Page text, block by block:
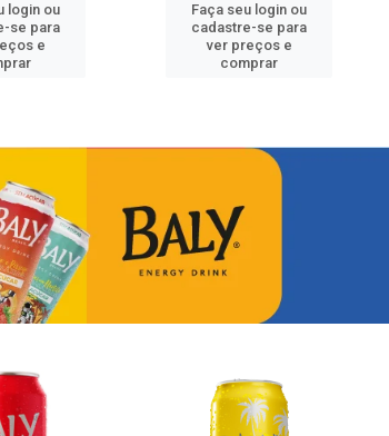
login ou
se para
e
Faça seu login ou
cadastre-se para
ver preços e
comprar